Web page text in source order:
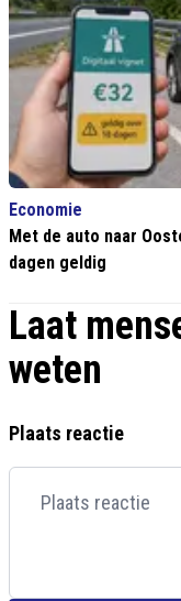
Economie
Met de auto naar
dagen geldig
Laat
weten
Plaats reactie